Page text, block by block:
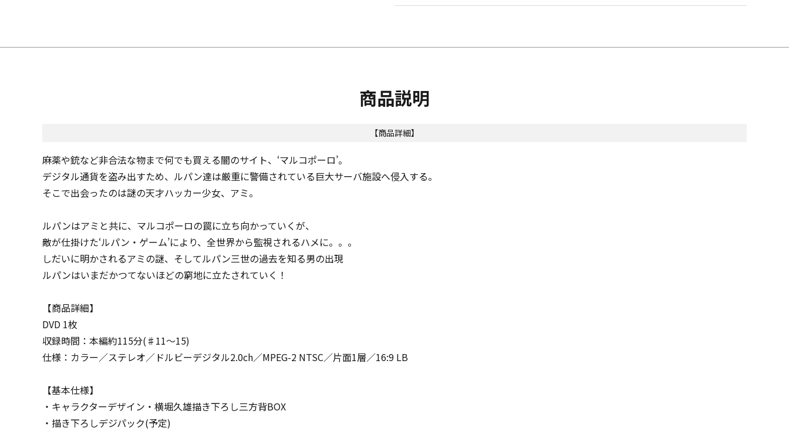
商品説明
【商品詳細】
麻薬や銃など非合法な物まで何でも買える闇のサイト、‘マルコポーロ’。
デジタル通貨を盗み出すため、ルパン達は厳重に警備されている巨大サーバ施設へ侵入する。
そこで出会ったのは謎の天才ハッカー少女、アミ。
ルパンはアミと共に、マルコポーロの罠に立ち向かっていくが、
敵が仕掛けた‘ルパン・ゲーム’により、全世界から監視されるハメに。。。
しだいに明かされるアミの謎、そしてルパン三世の過去を知る男の出現―――
ルパンはいまだかつてないほどの窮地に立たされていく！
【商品詳細】
DVD 1枚
収録時間：本編約115分(♯11～15)
仕様：カラー／ステレオ／ドルビーデジタル2.0ch／MPEG-2 NTSC／片面1層／16:9 LB
【基本仕様】
・キャラクターデザイン・横堀久雄描き下ろし三方背BOX
・描き下ろしデジパック(予定)